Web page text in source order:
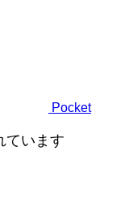
Pocket
ています